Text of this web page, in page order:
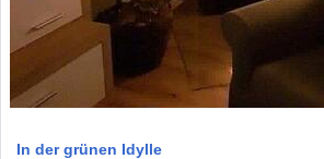
In der grünen Idylle